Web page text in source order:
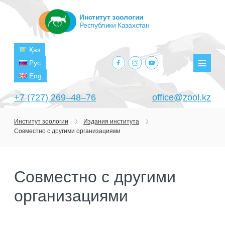
+7 (727) 269‒48‒76 office@zool.kz
Қаз
Рус
Eng
facebook.com
instagram.com
youtube.com
Институт зоологии
Республики Казахстан
ГЛАВНАЯ
ЦЕЛИ И ЗАДАЧИ
РУКОВОДСТВО
ПОДРАЗДЕЛЕНИЯ
ЛАБОРАТОРИИ
ПРОЕКТЫ
Институт зоологии
Издания института
Совместно с другими организациями
Совместно с другими
организациями